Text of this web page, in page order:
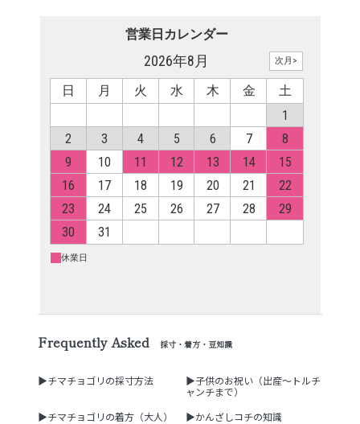
Frequently Asked 採寸・着方・豆知識
▶チマチョゴリの採寸方法
▶子供のお祝い（出産～トルチ
ャンチまで）
▶チマチョゴリの着方（大人）
▶かんざしコチの知識